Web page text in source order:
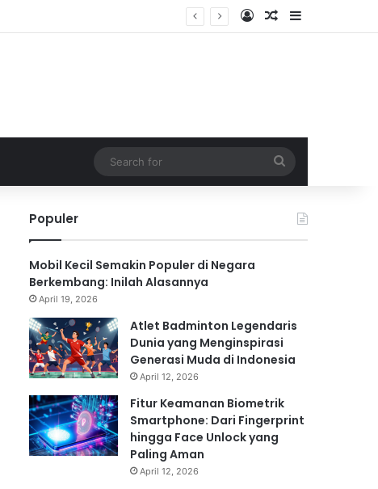
Log InRandom Article
Sidebar
for
Populer
Mobil Kecil Semakin Populer di Negara
Berkembang: Inilah Alasannya
April 19, 2026
Atlet Badminton Legendaris
Dunia yang Menginspirasi
Generasi Muda di Indonesia
April 12, 2026
Fitur Keamanan Biometrik
Smartphone: Dari Fingerprint
hingga Face Unlock yang
Paling Aman
April 12, 2026